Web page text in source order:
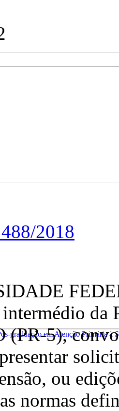
2018
da
(PR-5),
ou
normas